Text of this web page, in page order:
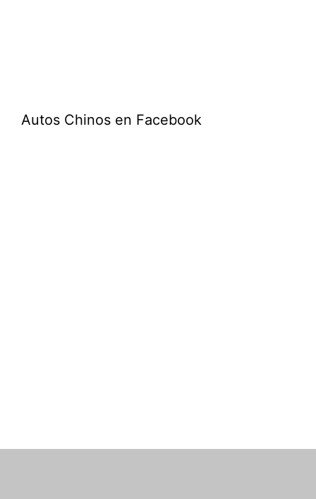
Autos Chinos en Facebook